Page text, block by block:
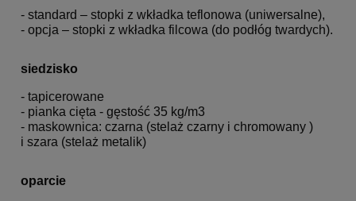
- standard – stopki z wkładka teflonowa (uniwersalne),
- opcja – stopki z wkładka filcowa (do podłóg twardych).
siedzisko
- tapicerowane
- pianka cięta - gęstość 35 kg/m3
- maskownica: czarna (stelaż czarny i chromowany )
i szara (stelaż metalik)
oparcie